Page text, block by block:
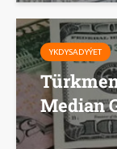
YKDYSADYÝET
Median